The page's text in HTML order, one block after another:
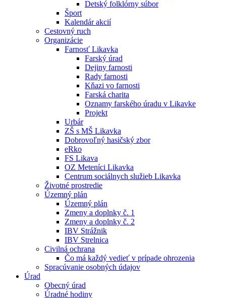
Detský folklórny súbor
Šport
Kalendár akcií
Cestovný ruch
Organizácie
Farnosť Likavka
Farský úrad
Dejiny farnosti
Rady farnosti
Kňazi vo farnosti
Farská charita
Oznamy farského úradu v Likavke
Projekt
Urbár
ZŠ s MŠ Likavka
Dobrovoľný hasičský zbor
eRko
FS Likava
OZ Meteníci Likavka
Centrum sociálnych služieb Likavka
Životné prostredie
Územný plán
Územný plán
Zmeny a doplnky č. 1
Zmeny a doplnky č. 2
IBV Strážnik
IBV Strelnica
Civilná ochrana
Čo má každý vedieť v prípade ohrozenia
Spracúvanie osobných údajov
Úrad
Obecný úrad
Úradné hodiny